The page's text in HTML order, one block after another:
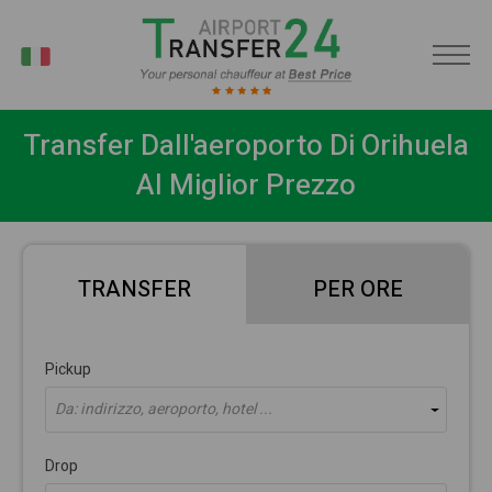
Transfer Dall'aeroporto Di Orihuela
Al Miglior Prezzo
TRANSFER PER ORE
Pickup
Da: indirizzo, aeroporto, hotel ...
Drop